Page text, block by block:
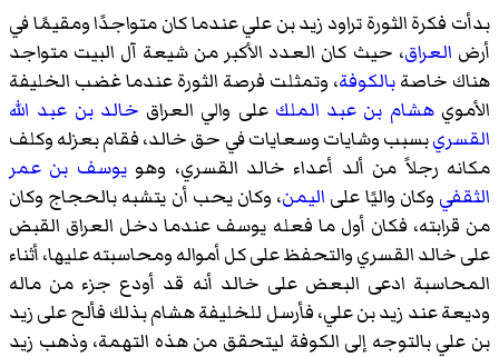
بدأت فكرة الثورة تراود زيد بن علي عندما كان متواجدًا ومقيمًا في
أرض العراق، حيث كان العدد الأكبر من شيعة آل البيت متواجد
هناك خاصةبالكوفة، وتمثلت فرصة الثورة عندما غضب الخليفة
الأمويهشام بن عبد الملك على والي العراق خالد بن عبد الله
القسريبسبب وشايات وسعايات في حق خالد، فقام بعزله وكلف
مكانه رجلاً من ألد أعداء خالد القسري، وهويوسف بن عمر
الثقفي وكان واليًا على اليمن، وكان يحب أن يتشبه بالحجاج وكان
من قرابته، فكان أول ما فعله يوسف عندما دخل العراق القبض
على خالد القسري والتحفظ على كل أمواله ومحاسبته عليها، أثناء
المحاسبة ادعى البعض على خالد أنه قد أودع جزء من ماله
وديعة عند زيد بن علي، فأرسل للخليفة هشام بذلك فألح على زيد
بن علي بالتوجه إلى الكوفة ليتحقق من هذه التهمة، وذهب زيد